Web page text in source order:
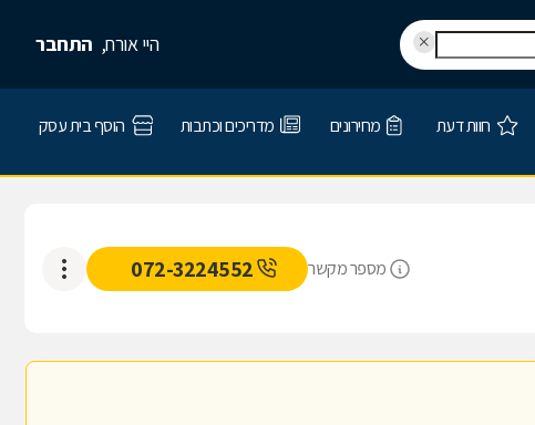
היי אורח, התחבר
חוות דעת מחירונים מדריכים וכתבות הוסף בית עסק
מספר מקשר 072-3224552